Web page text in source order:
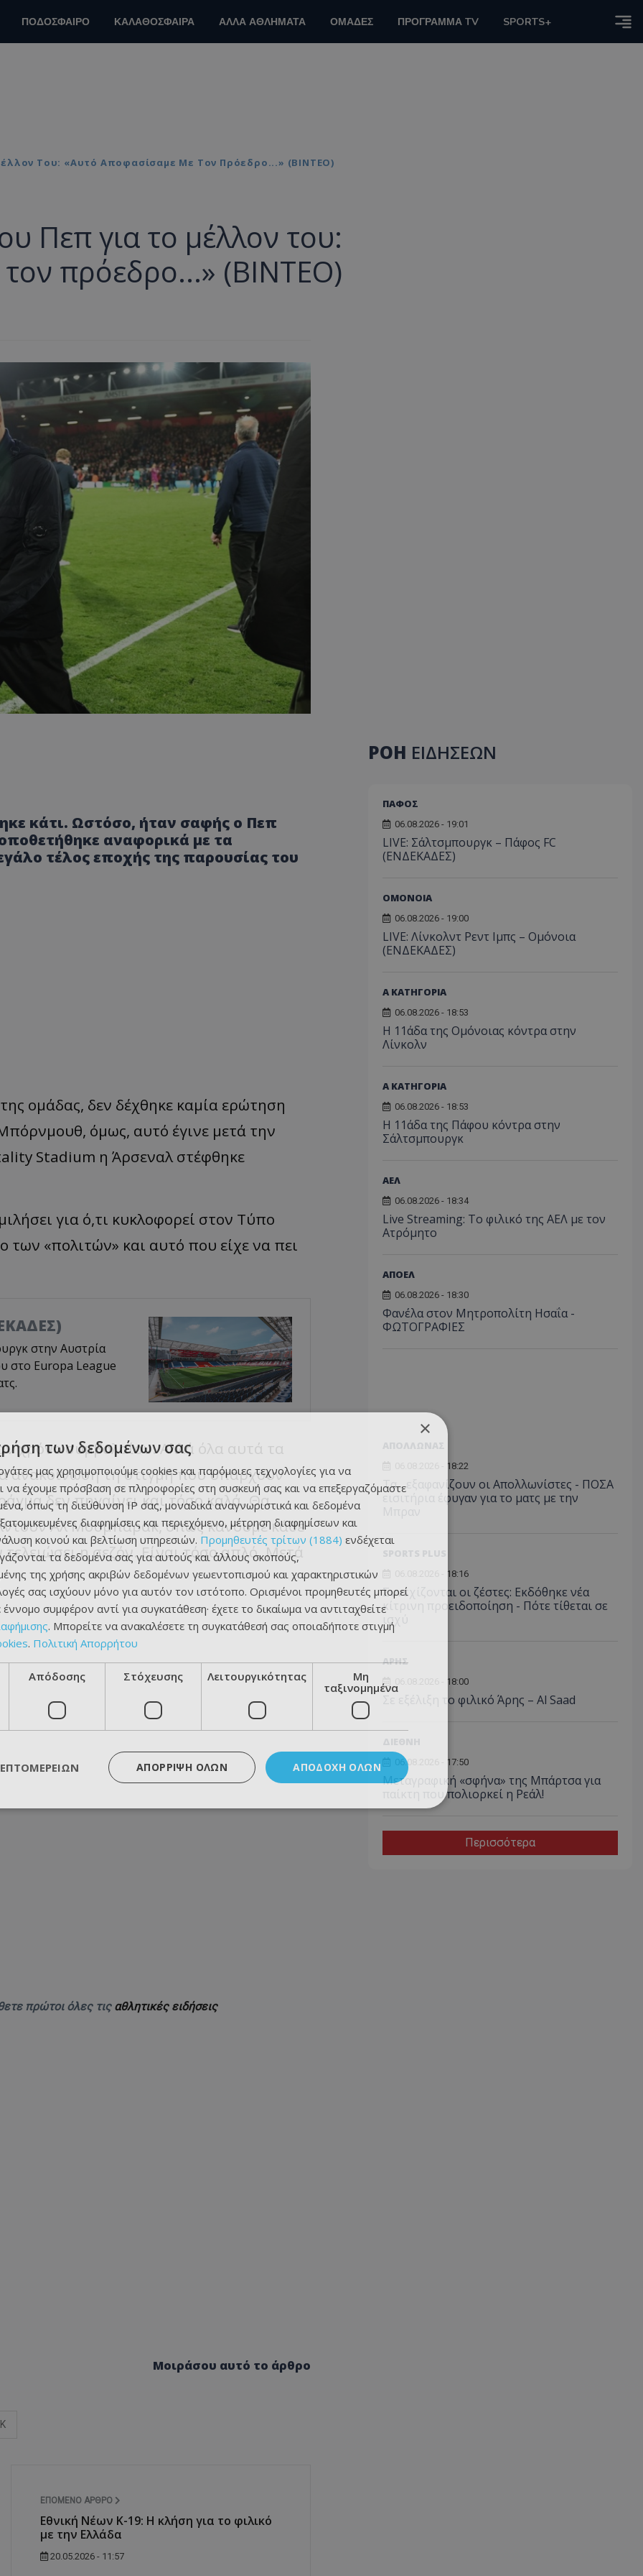
ΠΟΔΟΣΦΑΙΡΟ ΚΑΛΑΘΟΣΦΑΙΡΑ ΑΛΛΑ ΑΘΛΗΜΑΤΑ ΟΜΑΔΕΣ ΠΡΟΓΡΑΜΜΑ TV SPORTS+
Του: «Αυτό Αποφασίσαμε Με Τον Πρόεδρο...» (ΒΙΝΤΕΟ)
Πεπ για το μέλλον του:
πρόεδρο...» (ΒΙΝΤΕΟ)
κάτι. Ωστόσο, ήταν σαφής ο Πεπ
αναφορικά με τα
τέλος εποχής της παρουσίας του
της ομάδας, δεν δέχθηκε καμία ερώτηση
όρνμουθ, όμως, αυτό έγινε μετά την
Stadium η Άρσεναλ στέφθηκε
για ό,τι κυκλοφορεί στον Τύπο
των «πολιτών» και αυτό που είχε να πει
στην Αυστρία
στο Europa League
χρόνο συμβολαίου. Αλλά όλα αυτά τα
ανακοίνωση τη στιγμή που υπάρχουν
δεν πηγαίνει και τόσο καλά. Θα
Αλ Μουμπάρακ, όπως κάνουμε κάθε
η σεζόν. Είναι τόσο απλό. Μετά
πρώτοι όλες τις αθλητικές ειδήσεις
Μοιράσου αυτό το άρθρο
ΕΠΌΜΕΝΟ ΆΡΘΡΟ
Εθνική Νέων Κ-19: Η κλήση για το φιλικό
με την Ελλάδα
20.05.2026 - 11:57
ΡΟΗ ΕΙΔΗΣΕΩΝ
ΠΑΦΟΣ
06.08.2026 - 19:01
LIVE: Σάλτσμπουργκ – Πάφος FC
(ΕΝΔΕΚΑΔΕΣ)
ΟΜΟΝΟΙΑ
06.08.2026 - 19:00
LIVE: Λίνκολντ Ρεντ Ιμπς – Ομόνοια
(ΕΝΔΕΚΑΔΕΣ)
Α ΚΑΤΗΓΟΡΙΑ
06.08.2026 - 18:53
Η 11άδα της Ομόνοιας κόντρα στην
Λίνκολν
Α ΚΑΤΗΓΟΡΙΑ
06.08.2026 - 18:53
Η 11άδα της Πάφου κόντρα στην
Σάλτσμπουργκ
ΑΕΛ
06.08.2026 - 18:34
Live Streaming: Το φιλικό της ΑΕΛ με τον
Ατρόμητο
ΑΠΟΕΛ
06.08.2026 - 18:30
Φανέλα στον Μητροπολίτη Ησαΐα -
ΦΩΤΟΓΡΑΦΙΕΣ
06.08.2026 - 18:22
Τα... εξαφανίζουν οι Απολλωνίστες - ΠΟΣΑ
εισιτήρια έφυγαν για το ματς με την
06.08.2026 - 18:16
Συνεχίζονται οι ζέστες: Εκδόθηκε νέα
κίτρινη προειδοποίηση - Πότε τίθεται σε
ισχύ
ΑΡΗΣ
06.08.2026 - 18:00
Σε εξέλιξη το φιλικό Άρης – Al Saad
06.08.2026 - 17:50
Μεταγραφική «σφήνα» της Μπάρτσα για
παίκτη που πολιορκεί η Ρεάλ!
Περισσότερα
×
των δεδομένων σας
μας χρησιμοποιούμε cookies και παρόμοιες τεχνολογίες για να
να έχουμε πρόσβαση σε πληροφορίες στη συσκευή σας και να επεξεργαζόμαστε
όπως τη διεύθυνση IP σας, μοναδικά αναγνωριστικά και δεδομένα
διαφημίσεις και περιεχόμενο, μέτρηση διαφημίσεων και
κοινού και βελτίωση υπηρεσιών. Προμηθευτές τρίτων (1884) ενδέχεται
τα δεδομένα σας για αυτούς και άλλους σκοπούς,
της χρήσης ακριβών δεδομένων γεωεντοπισμού και χαρακτηριστικών
σας ισχύουν μόνο για αυτόν τον ιστότοπο. Ορισμένοι προμηθευτές μπορεί
συμφέρον αντί για συγκατάθεση· έχετε το δικαίωμα να αντιταχθείτε
. Μπορείτε να ανακαλέσετε τη συγκατάθεσή σας οποιαδήποτε στιγμή
. Πολιτική Απορρήτου
Απόδοσης Στόχευσης Λειτουργικότητας
Μη
ταξινομημένα
ΑΠΟΔΟΧΉ ΌΛΩΝ
ΑΠΌΡΡΙΨΗ ΌΛΩΝ